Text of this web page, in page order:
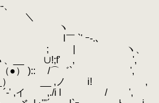
ヽ
`' ｰ-.､
| ヽ、
、__ ∪!;f' , ',
●） ):: /⌒゛` ',
） __ ,ノ i! ,
,イ ,./i l / ',